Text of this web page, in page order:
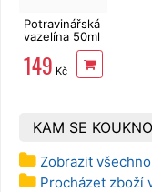
Potravinářská
vazelína 50ml
149 Kč
KAM SE
Zobrazit
Procházet zboží